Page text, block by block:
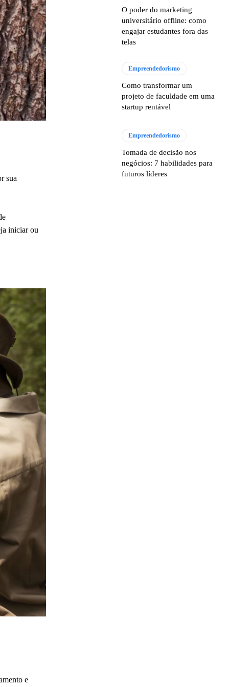
sua
iniciar ou
e
O poder do marketing
universitário offline: como
engajar estudantes fora das
telas
Empreendedorismo
Como transformar um
projeto de faculdade em uma
startup rentável
Empreendedorismo
Tomada de decisão nos
negócios: 7 habilidades para
futuros líderes